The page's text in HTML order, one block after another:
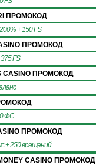
ПРОМОКОД
+ 150 FS
ПРОМОКОД
FS
CASINO ПРОМОКОД
ФС
ПРОМОКОД
+ 250 вращений
CASINO ПРОМОКОД